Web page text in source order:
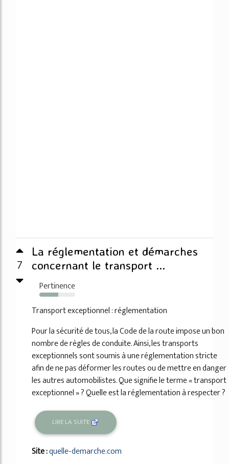
7
La réglementation et démarches
concernant le transport ...
Pertinence
53%
Transport exceptionnel : réglementation
Pour la sécurité de tous, la Code de la route impose un bon
nombre de règles de conduite. Ainsi, les transports
exceptionnels sont soumis à une réglementation stricte
afin de ne pas déformer les routes ou de mettre en danger
les autres automobilistes. Que signifie le terme « transport
exceptionnel » ? Quelle est la réglementation à respecter ?
LIRE LA SUITE
Site :quelle-demarche.com